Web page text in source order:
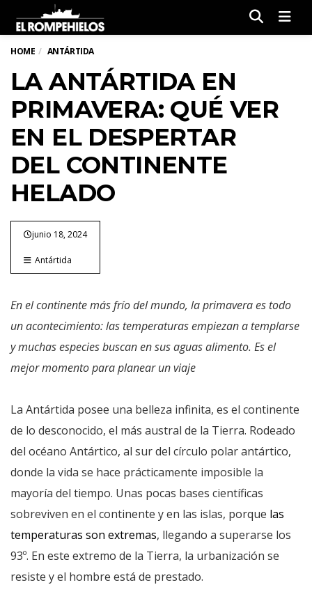
HOME ANTÁRTIDA
LA ANTÁRTIDA EN
PRIMAVERA: QUÉ VER
EN EL DESPERTAR
DEL CONTINENTE
HELADO
junio 18, 2024
Antártida
En el continente más frío del mundo, la primavera es todo
un acontecimiento: las temperaturas empiezan a templarse
y muchas especies buscan en sus aguas alimento. Es el
mejor momento para planear un viaje
La Antártida posee una belleza infinita, es el continente
de lo desconocido, el más austral de la Tierra. Rodeado
del océano Antártico, al sur del círculo polar antártico,
donde la vida se hace prácticamente imposible la
mayoría del tiempo. Unas pocas bases científicas
sobreviven en el continente y en las islas, porque las
temperaturas son extremas, llegando a superarse los
93º. En este extremo de la Tierra, la urbanización se
resiste y el hombre está de prestado.